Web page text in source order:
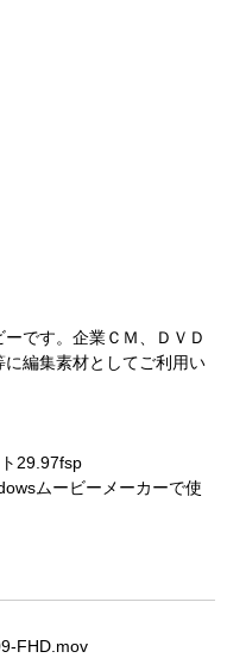
です。企業ＣＭ、ＤＶＤ
編集素材としてご利用い
29.97fsp
ムービーメーカーで使
FHD.mov